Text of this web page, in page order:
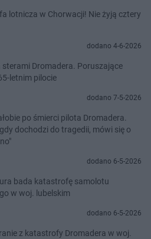
lotnicza w Chorwacji! Nie żyją cztery
dodano 4-6-2026
sterami Dromadera. Poruszające
letnim pilocie
dodano 7-5-2026
po śmierci pilota Dromadera.
dochodzi do tragedii, mówi się o
dodano 6-5-2026
bada katastrofę samolotu
w woj. lubelskim
dodano 6-5-2026
z katastrofy Dromadera w woj.